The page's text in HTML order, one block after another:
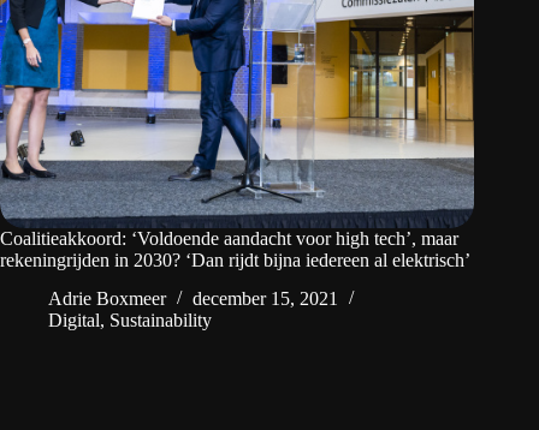
Coalitieakkoord: ‘Voldoende aandacht voor high tech’, maar
rekeningrijden in 2030? ‘Dan rijdt bijna iedereen al elektrisch’
Adrie Boxmeer
december 15, 2021
Digital, Sustainability